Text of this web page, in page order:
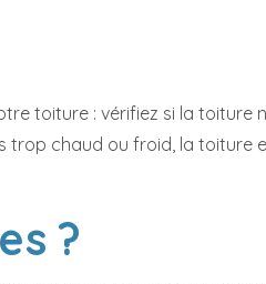
toiture : vérifiez si la
trop chaud ou froid, la
?